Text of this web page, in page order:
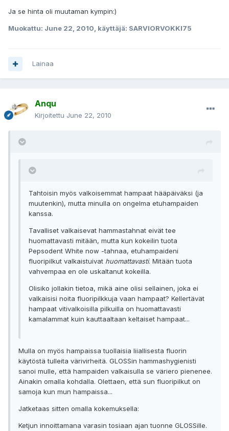
Ja se hinta oli muutaman kympin:)
Muokattu: June 22, 2010, käyttäjä: SARVIORVOKKI75
Lainaa
Anqu
Kirjoitettu June 22, 2010
Tahtoisin myös valkoisemmat hampaat hääpäiväksi (ja
muutenkin), mutta minulla on ongelma etuhampaiden
kanssa.
Tavalliset valkaisevat hammastahnat eivät tee
huomattavasti mitään, mutta kun kokeilin tuota
Pepsodent White now -tahnaa, etuhampaideni
fluoripilkut valkaistuivat huomattavasti. Mitään tuota
vahvempaa en ole uskaltanut kokeilla.
Olisiko jollakin tietoa, mikä aine olisi sellainen, joka ei
valkaisisi noita fluoripilkkuja vaan hampaat? Kellertävät
hampaat vitivalkoisilla pilkuilla on huomattavasti
kamalammat kuin kauttaaltaan keltaiset hampaat...
Mulla on myös hampaissa tuollaisia liiallisesta fluorin
käytöstä tulleita värivirheitä. GLOSSin hammashygienisti
sanoi mulle, että hampaiden valkaisulla se väriero pienenee.
Ainakin omalla kohdalla. Olettaen, että sun fluoripilkut on
samoja kun mun hampaissa...
Jatketaas sitten omalla kokemuksella:
Ketjun innoittamana varasin tosiaan ajan tuonne GLOSSille.